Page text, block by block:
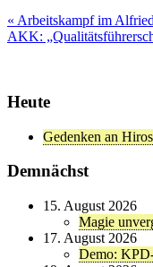
« Arbeitskampf im
AKK:
Heute
Gedenken an
Demnächst
15. August 2026
Magie
17. August 2026
Demo: